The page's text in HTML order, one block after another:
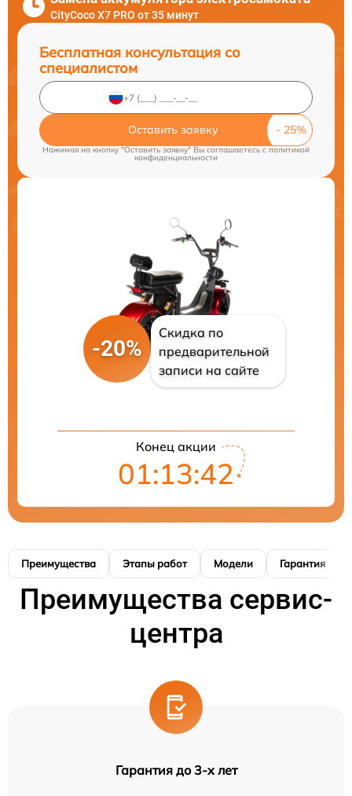
CityCoco X7 PRO от 35 минут
Бесплатная консультация со
специалистом
Оставить заявку
Нажимая на кнопку "Оставить заявку" Вы соглашаетесь cполитикой
конфиденциальности
-20%
Скидка по
предварительной
записи на сайте
Конец акции
01:13:42
Преимущества Этапы работ Модели Гарантия
Преимущества сервис-
центра
Гарантия до 3-х лет